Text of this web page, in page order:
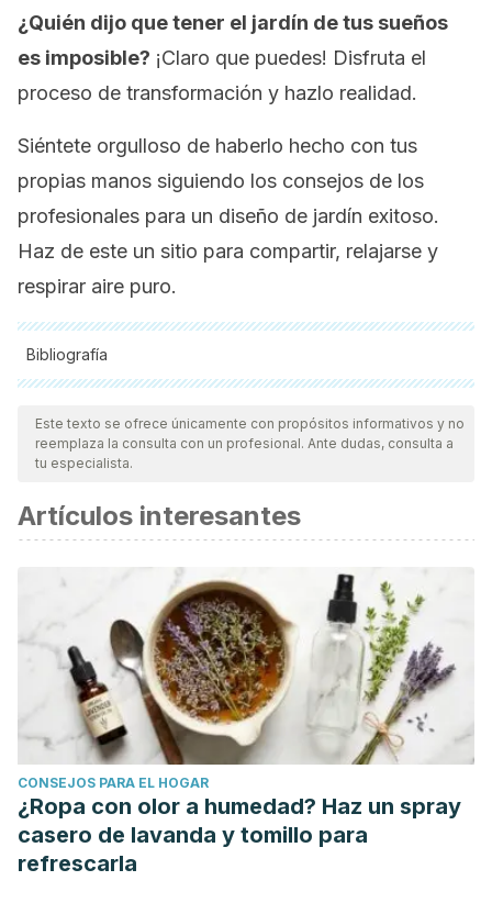
¿Quién dijo que tener el jardín de tus sueños
es imposible? ¡Claro que puedes! Disfruta el
proceso de transformación y hazlo realidad.
Siéntete orgulloso de haberlo hecho con tus
propias manos siguiendo los consejos de los
profesionales para un diseño de jardín exitoso.
Haz de este un sitio para compartir, relajarse y
respirar aire puro.
Bibliografía
Todas las fuentes citadas fueron revisadas a profundidad por
nuestro equipo, para asegurar su calidad, confiabilidad,
vigencia y validez.La bibliografía de este artículo fue
científica.
Mulé C. Jardines terapéuticos. Rev Unifé. 2015: 20 (2); 139-
Andrade B, Ochoa D, Andrea E. Sistema de diseños de
jardines itinerantes. Los jardines en espacios de
exposición. Ecuador: Universidad de Azuay; 2019.
Martínez A. Manual de criterios de diseño en jardines
urbanos. Guatemala: Universidad de San Carlos de
Guatemala; 2012.
Este texto se ofrece únicamente con propósitos informativos y no
reemplaza la consulta con un profesional. Ante dudas, consulta a
tu especialista.
Artículos interesantes
CONSEJOS PARA EL HOGAR
¿Ropa con olor a humedad? Haz un spray
casero de lavanda y tomillo para
refrescarla